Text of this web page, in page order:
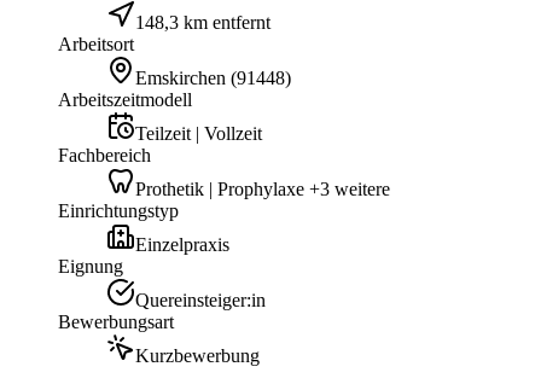
148,3 km entfernt
Arbeitsort
Emskirchen (91448)
Arbeitszeitmodell
Teilzeit | Vollzeit
Fachbereich
Prothetik | Prophylaxe +3 weitere
Einrichtungstyp
Einzelpraxis
Eignung
Quereinsteiger:in
Bewerbungsart
Kurzbewerbung